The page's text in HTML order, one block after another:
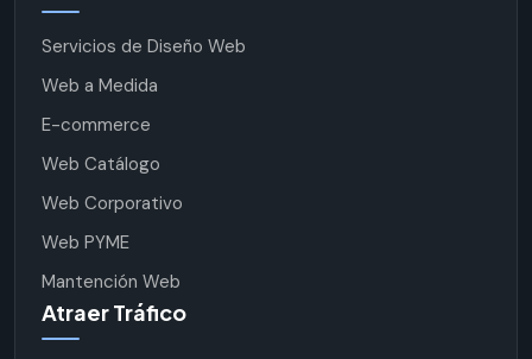
Servicios de Diseño Web
Web a Medida
E-commerce
Web Catálogo
Web Corporativo
Web PYME
Mantención Web
Atraer Tráfico